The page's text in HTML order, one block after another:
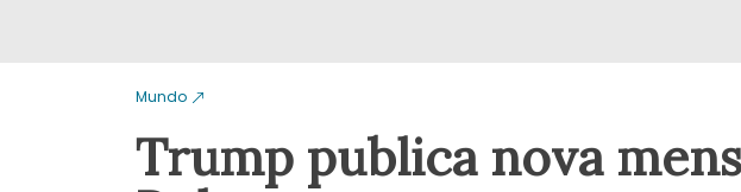
Mundo
Trump publica nova